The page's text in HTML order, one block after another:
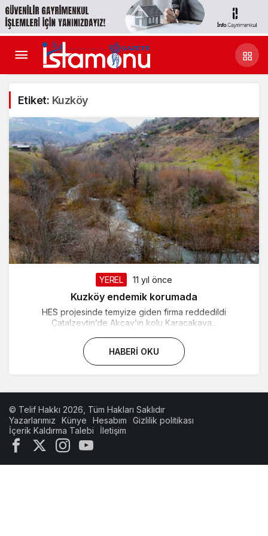
Etiket: Kuzköy
YEREL 11 yıl önce
Kuzköy endemik korumada
HES projesinde temyize giden firma reddedildi
Çatalzeytin’de Akçay’ın kolu Karacakaya...
HABERI OKU
© Telif Hakkı 2026, Tüm Hakları Saklıdır
Yazarlarımız
Künye Hesabım
Gizlilik politikası
İçerik Kaldırma Talebi
İletişim